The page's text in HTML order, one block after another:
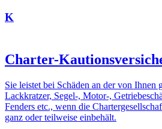
K
Charter-
Sie leistet bei Schäden an der von Ihnen
Lackkratzer, Segel-, Motor-,
Fenders etc., wenn die
ganz oder teilweise einbehält.